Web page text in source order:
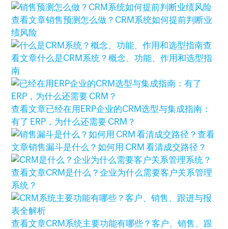
查看文章销售预测怎么做？CRM系统如何提前判断业
绩风险
查
看文章什么是CRM系统？概念、功能、作用和选型指
南
查看文章已经在用ERP企业的CRM选型与集成指南：
有了 ERP，为什么还需要 CRM？
查看
文章销售漏斗是什么？如何用 CRM 看清成交路径？
查看文章CRM是什么？企业为什么需要客户关系管理
系统？
查看文章CRM系统主要功能有哪些？客户、销售、跟